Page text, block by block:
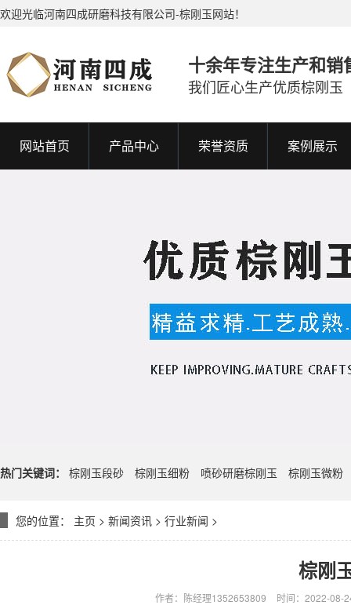
欢迎光临河南四成研磨科技有限公司-棕刚玉网站！
十余年专注生产和销
我们匠心生产优质棕刚玉
网站首页 产品中心 荣誉资质 案例展示
热门关键词： 棕刚玉段砂 棕刚玉细粉 喷砂研磨棕刚玉 棕刚玉微粉
您的位置： 主页 > 新闻资讯 > 行业新闻 >
棕刚
作者：陈经理1352653809 时间：2022-08-